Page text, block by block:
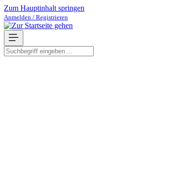
Zum Hauptinhalt springen